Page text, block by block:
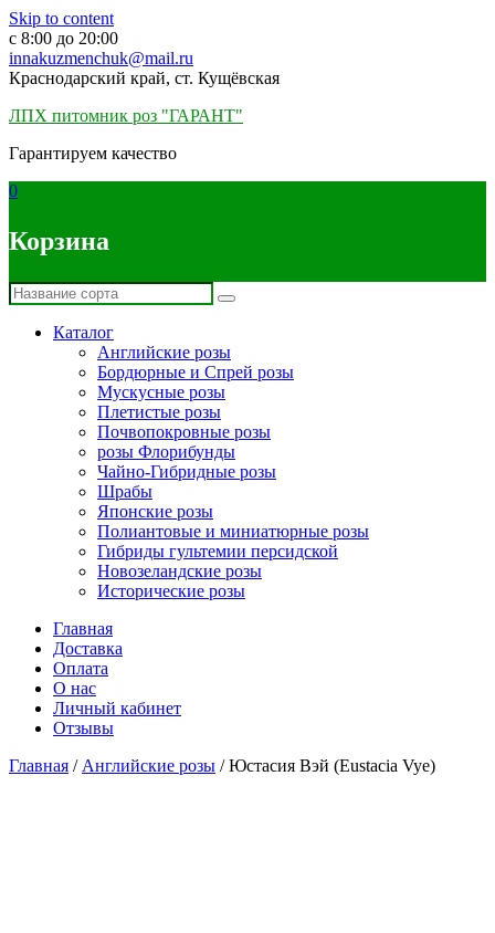
Skip to content
c 8:00 до 20:00
innakuzmenchuk@mail.ru
Краснодарский край, ст. Кущёвская
ЛПХ питомник роз "ГАРАНТ"
Гарантируем качество
0
Корзина
Каталог
Английские розы
Бордюрные и Спрей розы
Мускусные розы
Плетистые розы
Почвопокровные розы
розы Флорибунды
Чайно-Гибридные розы
Шрабы
Японские розы
Полиантовые и миниатюрные розы
Гибриды гультемии персидской
Новозеландские розы
Исторические розы
Главная
Доставка
Оплата
О нас
Личный кабинет
Отзывы
Главная / Английские розы / Юстасия Вэй (Eustacia Vye)